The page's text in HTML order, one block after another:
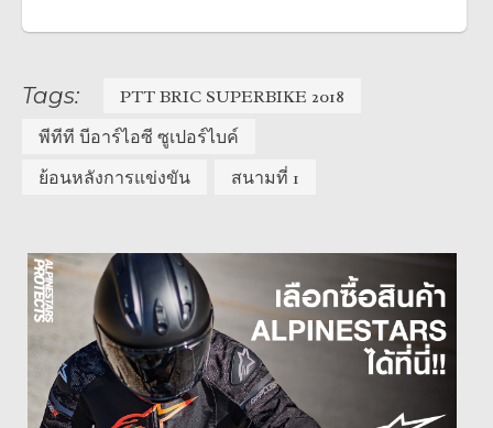
Tags:
PTT BRIC SUPERBIKE 2018
พีทีที บีอาร์ไอซี ซูเปอร์ไบค์
ย้อนหลังการแข่งขัน
สนามที่ 1